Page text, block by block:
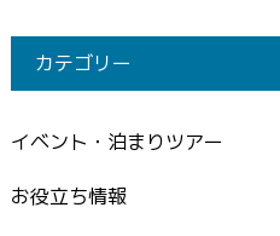
カテゴリー
イベント・泊まりツアー
お役立ち情報